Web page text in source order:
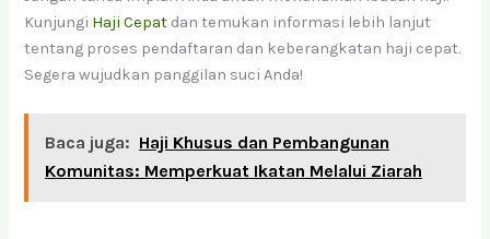
Kunjungi Haji Cepat dan temukan informasi lebih lanjut
tentang proses pendaftaran dan keberangkatan haji cepat.
Segera wujudkan panggilan suci Anda!
Baca juga: Haji Khusus dan Pembangunan
Komunitas: Memperkuat Ikatan Melalui Ziarah